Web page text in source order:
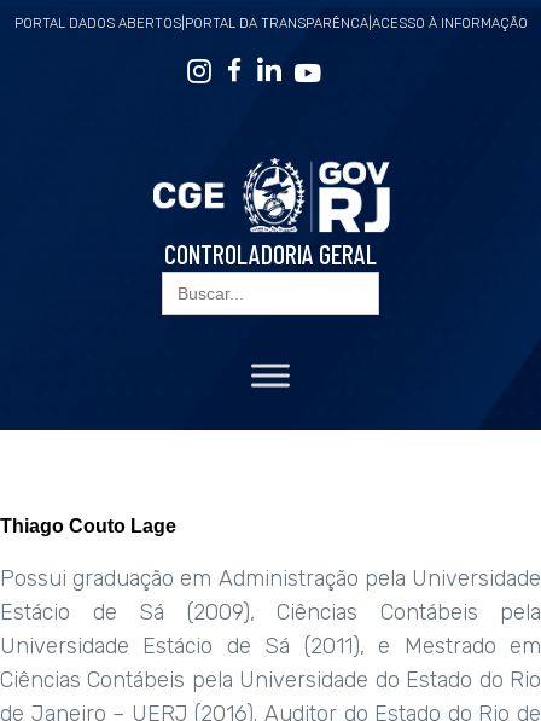
PORTAL DADOS ABERTOS| PORTAL DA TRANSPARÊNCA| ACESSO À INFORMAÇÃO
CONTROLADORIA GERAL
Search
for:
Thiago Couto Lage
Possui graduação em Administração pela Universidade
Estácio de Sá (2009), Ciências Contábeis pela
Universidade Estácio de Sá (2011), e Mestrado em
Ciências Contábeis pela Universidade do Estado do Rio
de Janeiro – UERJ (2016). Auditor do Estado do Rio de